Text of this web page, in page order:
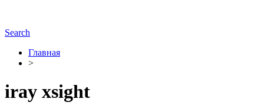
Search
Главная
>
iray xsight